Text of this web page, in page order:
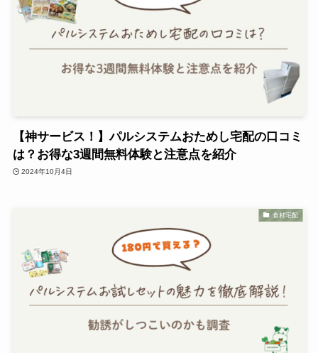
【神サービス！】パルシステムおためし宅配の口コミ
は？お得な3週間無料体験と注意点を紹介
2024年10月4日
食材宅配